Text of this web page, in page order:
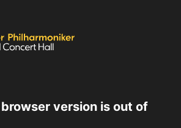
version is out of